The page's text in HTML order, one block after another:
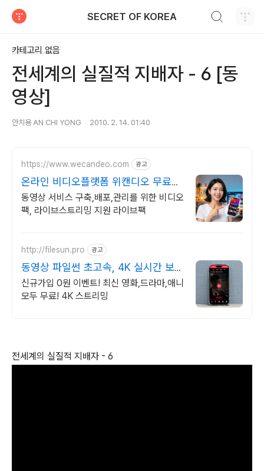
SECRET OF KOREA
카테고리 없음
전세계의 실질적 지배자 - 6 [동
영상]
안치용 AN CHI YONG 2010. 2. 14. 01:40
https://www.wecandeo.com 광고
온라인 비디오플랫폼 위캔디오 무료플
랜으로 시작하세요!
동영상 서비스 구축,배포,관리를 위한 비디오
팩, 라이브스트리밍 지원 라이브팩
http://filesun.pro 광고
동영상 파일썬 초고속, 4K 실시간 보
기!
신규가입 0원 이벤트! 최신 영화,드라마,애니
모두 무료! 4K 스트리밍
전세계의 실질적 지배자 - 6